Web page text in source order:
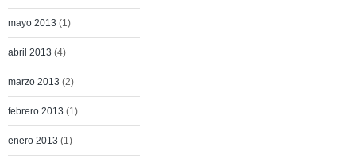
mayo 2013 (1)
abril 2013 (4)
marzo 2013 (2)
febrero 2013 (1)
enero 2013 (1)